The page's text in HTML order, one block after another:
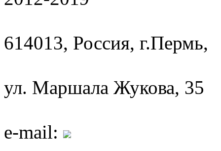
614013, Россия, г.Пермь,
ул. Маршала Жукова, 35
e-mail: